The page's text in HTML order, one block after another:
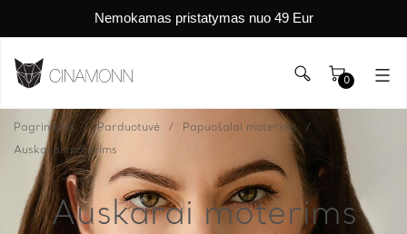
Nemokamas pristatymas nuo 49 Eur
0
Auskarai moterims
Pagrindinis Parduotuvė Papuošalai moterims
Auskarai moterims